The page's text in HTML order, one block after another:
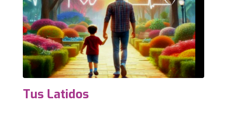
Tus Latidos